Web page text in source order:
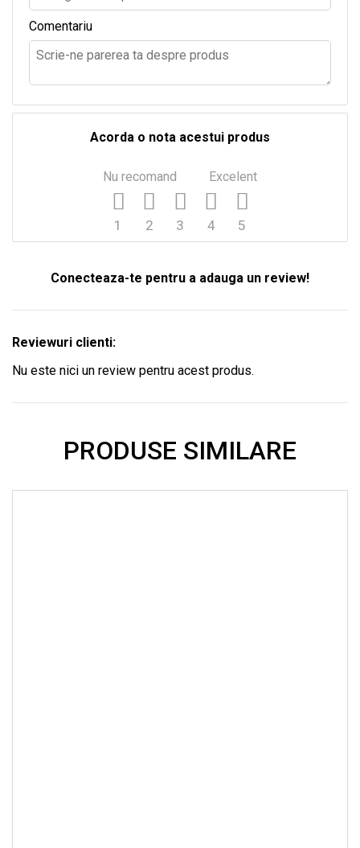
Comentariu
Acorda o nota acestui produs
Nu recomand Excelent
5
4
3
2
1
Conecteaza-te pentru a adauga un review!
Reviewuri clienti:
Nu este nici un review pentru acest produs.
PRODUSE SIMILARE